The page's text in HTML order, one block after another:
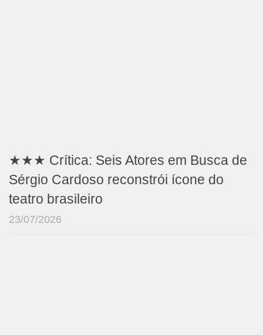
★★★ Crítica: Seis Atores em Busca de
Sérgio Cardoso reconstrói ícone do
teatro brasileiro
23/07/2026